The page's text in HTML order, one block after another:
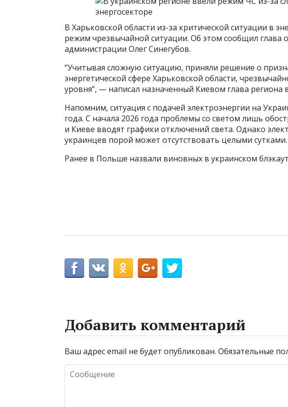
В Харьковской области из-за критической ситуации в
режим чрезвычайной ситуации. Об этом сообщил глава
администрации Олег Синегубов.
“Учитывая сложную ситуацию, приняли решение о
энергетической сфере Харьковской области,
уровня”, — написал назначенный Киевом глава региона
Напомним, ситуация с подачей электроэнергии на
года. С начала 2026 года проблемы со светом лишь
и Киеве вводят графики отключений света. Однако
украинцев порой может отсутствовать целыми сутками.
Ранее в Польше назвали виновных в украинском
Добавить комментарий
Ваш адрес email не будет опубликован. Обязательные